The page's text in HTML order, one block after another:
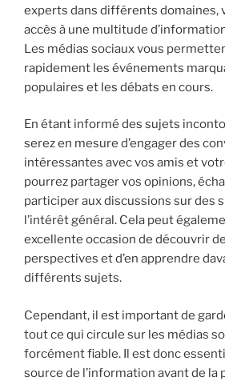
experts dans différents domaines,
accès à une multitude
Les médias sociaux vous
rapidement les événements
populaires et les débats en cours.
En étant informé des sujets
serez en mesure d’engager des
intéressantes avec vos amis et
pourrez partager vos opinions,
participer aux discussions sur des
l’intérêt général. Cela peut
excellente occasion de découvrir
perspectives et d’en apprendre
différents sujets.
Cependant, il est important de
tout ce qui circule sur les médias
forcément fiable. Il est donc
source de l’information avant de la